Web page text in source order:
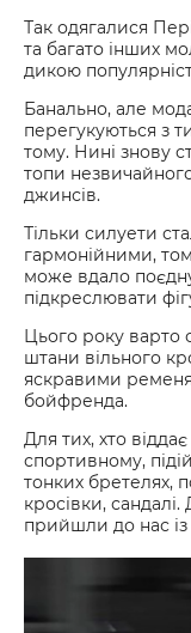
Так одягалися
та багато інших
дикою
Банально, але
перегукуються з
тому. Нині знову
топи
джинсів.
Тільки силуети
гармонійними,
може вдало
підкреслювати
Цього року варто
штани вільного
яскравими
бойфренда.
Для тих, хто
спортивному,
тонких бретелях,
кросівки,
прийшли до нас